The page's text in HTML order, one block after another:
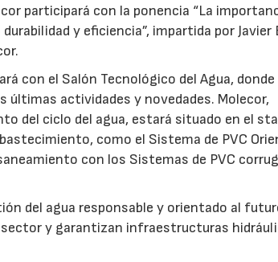
participará con la ponencia “La
y eficiencia”, impartida por Javier
con el Salón Tecnológico del Agua, donde
actividades y novedades. Molecor,
del ciclo del agua, estará situado en el
como el Sistema de PVC
con los Sistemas de PVC
del agua responsable y orientado al
y garantizan infraestructuras
15/07/2026 29/07/2026